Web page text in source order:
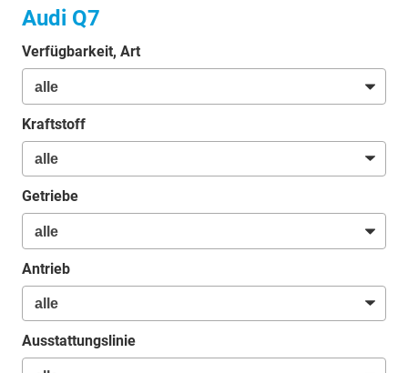
Audi Q7
Verfügbarkeit, Art
Kraftstoff
Getriebe
Antrieb
Ausstattungslinie